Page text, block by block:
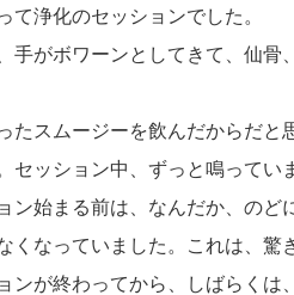
て浄化のセッションでした。
手がボワーンとしてきて、仙骨
たスムージーを飲んだからだ
セッション中、ずっと鳴ってい
ン始まる前は、なんだか、の
くなっていました。これは、驚
ンが終わってから、しばらく